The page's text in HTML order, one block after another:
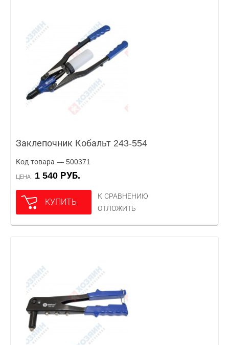
Заклепочник Кобальт 243-554
Код товара — 500371
ЦЕНА 1 540 РУБ.
КУПИТЬ
К СРАВНЕНИЮ
ОТЛОЖИТЬ